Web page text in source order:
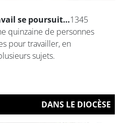
se poursuit…1345
quinzaine de personnes
pour travailler, en
sujets.
DANS LE DIOCÈSE